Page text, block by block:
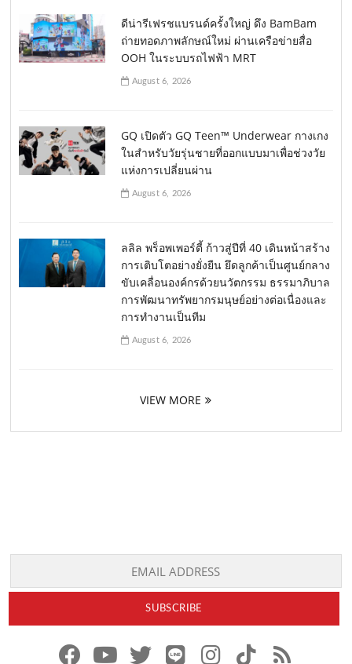
ดีน่ารีเฟรชแบรนด์ครั้งใหญ่ ดึง BamBam
ถ่ายทอดภาพลักษณ์ใหม่ ผ่านเครือข่ายสื่อ
OOH ในระบบรถไฟฟ้า MRT
August 6, 2026
GQ เปิดตัว GQ Teen™ Underwear กางเกง
ในสำหรับวัยรุ่นชายที่ออกแบบมาเพื่อช่วงวัย
แห่งการเปลี่ยนผ่าน
August 6, 2026
ลลิล พร็อพเพอร์ตี้ ก้าวสู่ปีที่ 40 เดินหน้าสร้าง
การเติบโตอย่างยั่งยืน ยึดลูกค้าเป็นศูนย์กลาง
ขับเคลื่อนองค์กรด้วยนวัตกรรม ธรรมาภิบาล
การพัฒนาทรัพยากรมนุษย์อย่างต่อเนื่องและ
การทำงานเป็นทีม
August 6, 2026
VIEW MORE
x
r